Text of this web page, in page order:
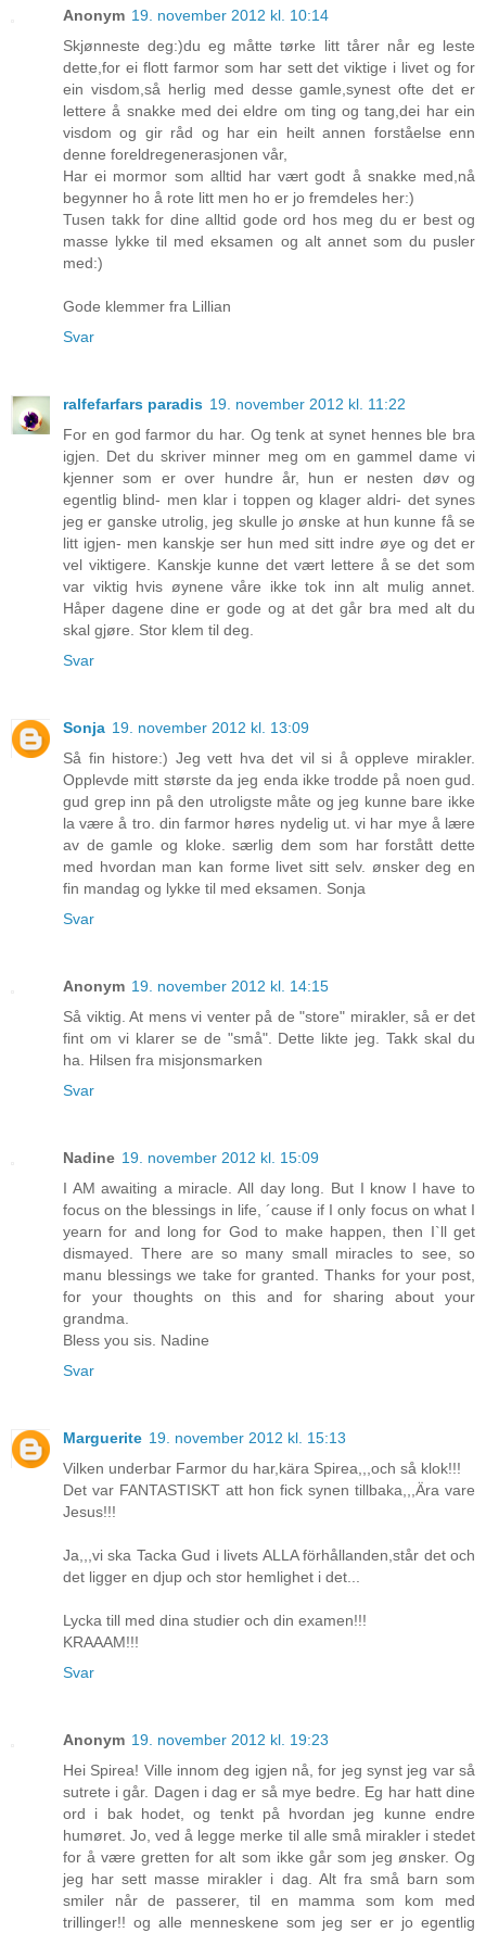
Anonym 19. november 2012 kl. 10:14
Skjønneste deg:)du eg måtte tørke litt tårer når eg leste
dette,for ei flott farmor som har sett det viktige i livet og for
ein visdom,så herlig med desse gamle,synest ofte det er
lettere å snakke med dei eldre om ting og tang,dei har ein
visdom og gir råd og har ein heilt annen forståelse enn
denne foreldregenerasjonen vår,
Har ei mormor som alltid har vært godt å snakke med,nå
begynner ho å rote litt men ho er jo fremdeles her:)
Tusen takk for dine alltid gode ord hos meg du er best og
masse lykke til med eksamen og alt annet som du pusler
med:)
Gode klemmer fra Lillian
Svar
ralfefarfars paradis 19. november 2012 kl. 11:22
For en god farmor du har. Og tenk at synet hennes ble bra
igjen. Det du skriver minner meg om en gammel dame vi
kjenner som er over hundre år, hun er nesten døv og
egentlig blind- men klar i toppen og klager aldri- det synes
jeg er ganske utrolig, jeg skulle jo ønske at hun kunne få se
litt igjen- men kanskje ser hun med sitt indre øye og det er
vel viktigere. Kanskje kunne det vært lettere å se det som
var viktig hvis øynene våre ikke tok inn alt mulig annet.
Håper dagene dine er gode og at det går bra med alt du
skal gjøre. Stor klem til deg.
Svar
Sonja 19. november 2012 kl. 13:09
Så fin histore:) Jeg vett hva det vil si å oppleve mirakler.
Opplevde mitt største da jeg enda ikke trodde på noen gud.
gud grep inn på den utroligste måte og jeg kunne bare ikke
la være å tro. din farmor høres nydelig ut. vi har mye å lære
av de gamle og kloke. særlig dem som har forstått dette
med hvordan man kan forme livet sitt selv. ønsker deg en
fin mandag og lykke til med eksamen. Sonja
Svar
Anonym 19. november 2012 kl. 14:15
Så viktig. At mens vi venter på de "store" mirakler, så er det
fint om vi klarer se de "små". Dette likte jeg. Takk skal du
ha. Hilsen fra misjonsmarken
Svar
Nadine 19. november 2012 kl. 15:09
I AM awaiting a miracle. All day long. But I know I have to
focus on the blessings in life, ´cause if I only focus on what I
yearn for and long for God to make happen, then I`ll get
dismayed. There are so many small miracles to see, so
manu blessings we take for granted. Thanks for your post,
for your thoughts on this and for sharing about your
grandma.
Bless you sis. Nadine
Svar
Marguerite 19. november 2012 kl. 15:13
Vilken underbar Farmor du har,kära Spirea,,,och så klok!!!
Det var FANTASTISKT att hon fick synen tillbaka,,,Ära vare
Jesus!!!
Ja,,,vi ska Tacka Gud i livets ALLA förhållanden,står det och
det ligger en djup och stor hemlighet i det...
Lycka till med dina studier och din examen!!!
KRAAAM!!!
Svar
Anonym 19. november 2012 kl. 19:23
Hei Spirea! Ville innom deg igjen nå, for jeg synst jeg var så
sutrete i går. Dagen i dag er så mye bedre. Eg har hatt dine
ord i bak hodet, og tenkt på hvordan jeg kunne endre
humøret. Jo, ved å legge merke til alle små mirakler i stedet
for å være gretten for alt som ikke går som jeg ønsker. Og
jeg har sett masse mirakler i dag. Alt fra små barn som
smiler når de passerer, til en mamma som kom med
trillinger!! og alle menneskene som jeg ser er jo egentlig